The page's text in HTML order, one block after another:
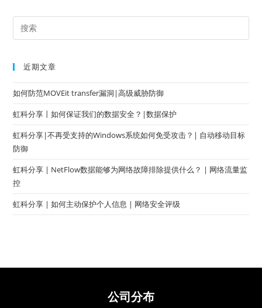
近期文章
如何防范MOVEit transfer漏洞|高级威胁防御
虹科分享丨如何保证我们的数据安全？|数据保护
虹科分享|不再受支持的Windows系统如何免受攻击？| 自动移动目标
防御
虹科分享 | NetFlow数据能够为网络故障排除提供什么？ | 网络流量监
控
虹科分享 | 如何主动保护个人信息 | 网络安全评级
公司分布